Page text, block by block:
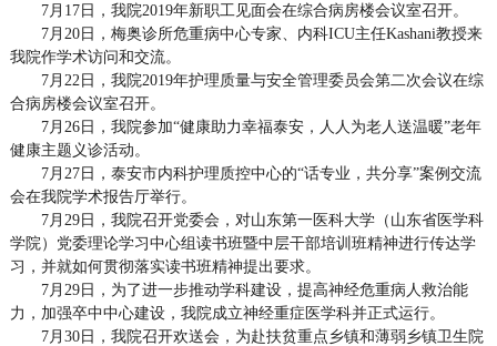
7月17日，我院2019年新职工见面会在综合病房楼会议室召开。
7月20日，梅奥诊所危重病中心专家、内科ICU主任Kashani教授来
我院作学术访问和交流。
7月22日，我院2019年护理质量与安全管理委员会第二次会议在综
合病房楼会议室召开。
7月26日，我院参加“健康助力幸福泰安，人人为老人送温暖”老年
健康主题义诊活动。
7月27日，泰安市内科护理质控中心的“话专业，共分享”案例交流
会在我院学术报告厅举行。
7月29日，我院召开党委会，对山东第一医科大学（山东省医学科
学院）党委理论学习中心组读书班暨中层干部培训班精神进行传达学
习，并就如何贯彻落实读书班精神提出要求。
7月29日，为了进一步推动学科建设，提高神经危重病人救治能
力，加强卒中中心建设，我院成立神经重症医学科并正式运行。
7月30日，我院召开欢送会，为赴扶贫重点乡镇和薄弱乡镇卫生院